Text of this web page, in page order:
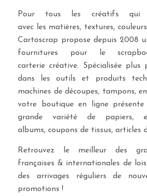
Pour tous les créatifs qui
avec les matières, textures,
Cartoscrap propose depuis 2008
fournitures pour le
carterie créative. Spécialisée plus
dans les outils et produits
machines de découpes, tampons,
votre boutique en ligne présente
grande variété de papiers,
albums, coupons de tissus, articles
Retrouvez le meilleur des
françaises & internationales de
des arrivages réguliers de
promotions !